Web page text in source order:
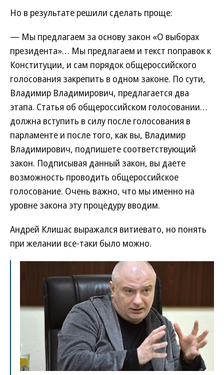
Но в результате решили сделать проще:
— Мы предлагаем за основу закон «О выборах
президента»… Мы предлагаем и текст поправок к
Конституции, и сам порядок общероссийского
голосования закрепить в одном законе. По сути,
Владимир Владимирович, предлагается два
этапа. Статья об общероссийском голосовании…
должна вступить в силу после голосования в
парламенте и после того, как вы, Владимир
Владимирович, подпишете соответствующий
закон. Подписывая данный закон, вы даете
возможность проводить общероссийское
голосование. Очень важно, что мы именно на
уровне закона эту процедуру вводим.
Андрей Клишас выражался витиевато, но понять
при желании все-таки было можно.